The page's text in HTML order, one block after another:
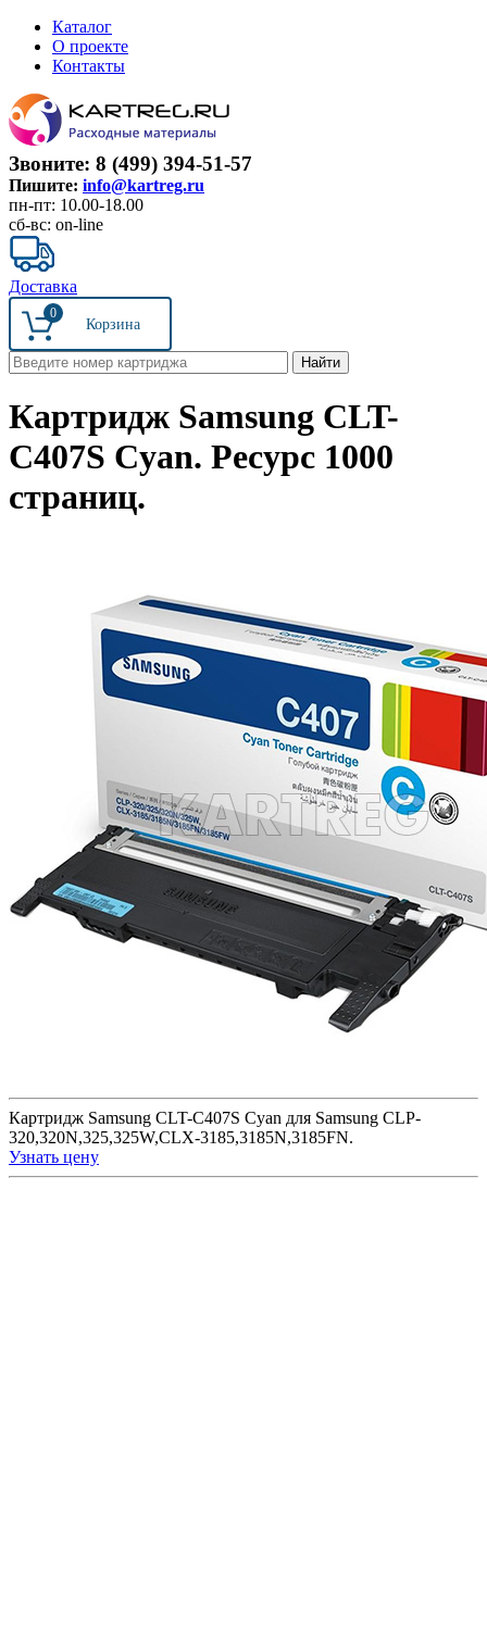
Каталог
О проекте
Контакты
Звоните: 8 (499) 394-51-57
Пишите: info@kartreg.ru
пн-пт: 10.00-18.00
сб-вс: on-line
Доставка
0
Картридж Samsung CLT-
C407S Cyan. Ресурс 1000
страниц.
Картридж Samsung CLT-C407S Cyan для Samsung CLP-
320,320N,325,325W,CLX-3185,3185N,3185FN.
Узнать цену